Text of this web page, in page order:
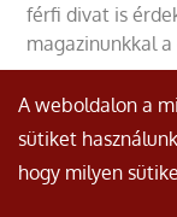
férfi divat is
magazinunkkal
©
A weboldalon a
sütiket
hogy milyen